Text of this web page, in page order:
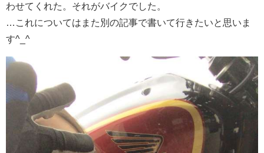
わせてくれた。それがバイクでした。
…これについてはまた別の記事で書いて行きたいと思いま
す^_^